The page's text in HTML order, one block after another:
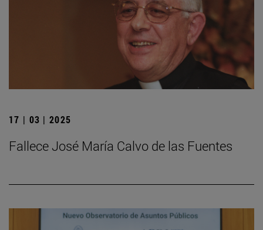
17 | 03 | 2025
Fallece José María Calvo de las Fuentes